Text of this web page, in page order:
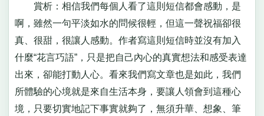
賞析：相信我們每個人看了這則短信都會感動，是
啊，雖然一句平淡如水的問候很輕，但這一聲祝福卻很
真、很甜，很讓人感動。作者寫這則短信時並沒有加入
什麼“花言巧語”，只是把自己內心的真實想法和感受表達
出來，卻能打動人心。看來我們寫文章也是如此，我們
所體驗的心境就是來自生活本身，要讓人領會到這種心
境，只要切實地記下事實就夠了，無須升華、想象、筆